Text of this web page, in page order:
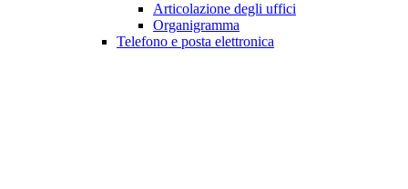
Articolazione degli uffici
Organigramma
Telefono e posta elettronica